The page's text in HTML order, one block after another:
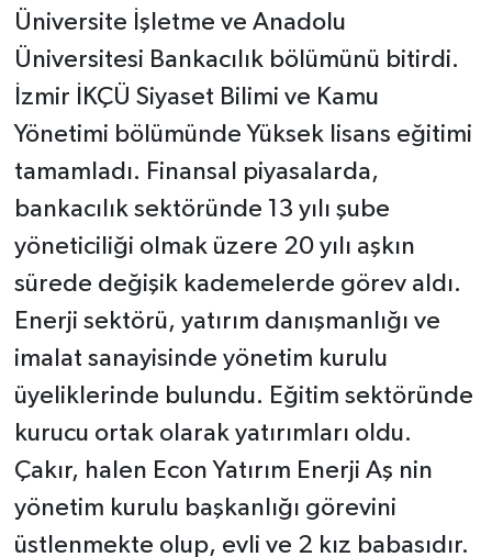
Üniversite İşletme ve Anadolu
Üniversitesi Bankacılık bölümünü bitirdi.
İzmir İKÇÜ Siyaset Bilimi ve Kamu
Yönetimi bölümünde Yüksek lisans eğitimi
tamamladı. Finansal piyasalarda,
bankacılık sektöründe 13 yılı şube
yöneticiliği olmak üzere 20 yılı aşkın
sürede değişik kademelerde görev aldı.
Enerji sektörü, yatırım danışmanlığı ve
imalat sanayisinde yönetim kurulu
üyeliklerinde bulundu. Eğitim sektöründe
kurucu ortak olarak yatırımları oldu.
Çakır, halen Econ Yatırım Enerji Aş nin
yönetim kurulu başkanlığı görevini
üstlenmekte olup, evli ve 2 kız babasıdır.